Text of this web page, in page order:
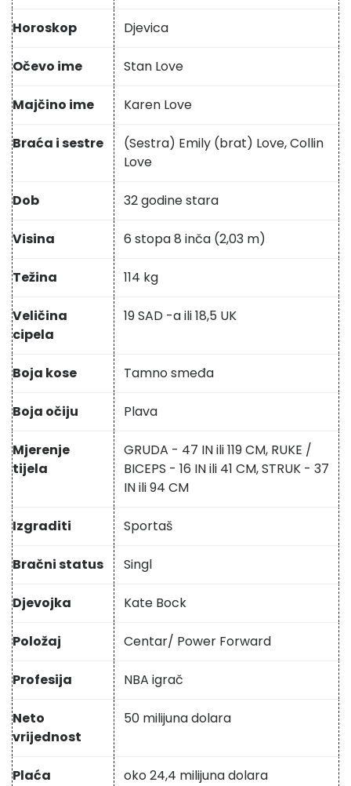
Horoskop Djevica
Očevo ime Stan Love
Majčino ime Karen Love
Braća i sestre
(Sestra) Emily (brat) Love, Collin
Love
Dob 32 godine stara
Visina 6 stopa 8 inča (2,03 m)
Težina 114 kg
Veličina
cipela
19 SAD -a ili 18,5 UK
Boja kose Tamno smeđa
Boja očiju Plava
Mjerenje
tijela
GRUDA - 47 IN ili 119 CM, RUKE /
BICEPS - 16 IN ili 41 CM, STRUK - 37
IN ili 94 CM
Izgraditi Sportaš
Bračni status Singl
Djevojka Kate Bock
Položaj Centar/ Power Forward
Profesija NBA igrač
Neto
vrijednost
50 milijuna dolara
Plaća oko 24,4 milijuna dolara